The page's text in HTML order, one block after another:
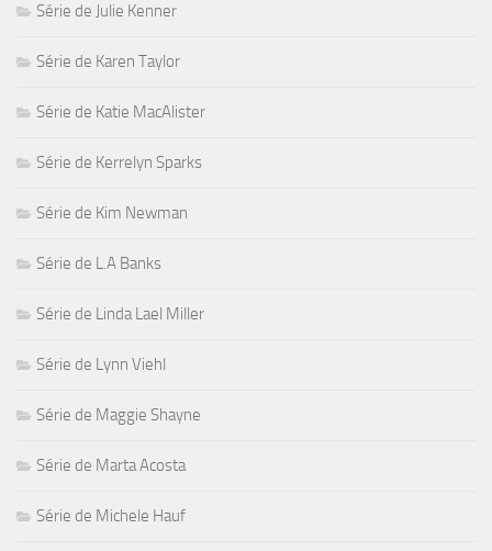
Série de Julie Kenner
Série de Karen Taylor
Série de Katie MacAlister
Série de Kerrelyn Sparks
Série de Kim Newman
Série de L.A Banks
Série de Linda Lael Miller
Série de Lynn Viehl
Série de Maggie Shayne
Série de Marta Acosta
Série de Michele Hauf